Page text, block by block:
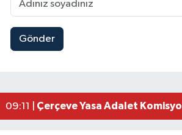
Gönder
17:19 |Kahramanmaraşlı İşçi
09:11 | Çerçeve Yasa Adalet
09:04 |Kahramanmaraş'taki Okul